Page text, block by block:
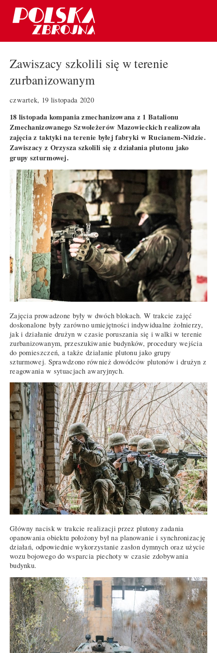
Zawiszacy szkolili się w terenie
zurbanizowanym
czwartek, 19 listopada 2020
18 listopada kompania zmechanizowana z 1 Batalionu
Zmechanizowanego Szwoleżerów Mazowieckich realizowała
zajęcia z taktyki na terenie byłej fabryki w Rucianem-Nidzie.
Zawiszacy z Orzysza szkolili się z działania plutonu jako
grupy szturmowej.
Zajęcia prowadzone były w dwóch blokach. W trakcie zajęć
doskonalone były zarówno umiejętności indywidualne żołnierzy,
jak i działanie drużyn w czasie poruszania się i walki w terenie
zurbanizowanym, przeszukiwanie budynków, procedury wejścia
do pomieszczeń, a także działanie plutonu jako grupy
szturmowej. Sprawdzono również dowódców plutonów i drużyn z
reagowania w sytuacjach awaryjnych.
Główny nacisk w trakcie realizacji przez plutony zadania
opanowania obiektu położony był na planowanie i synchronizację
działań, odpowiednie wykorzystanie zasłon dymnych oraz użycie
wozu bojowego do wsparcia piechoty w czasie zdobywania
budynku.